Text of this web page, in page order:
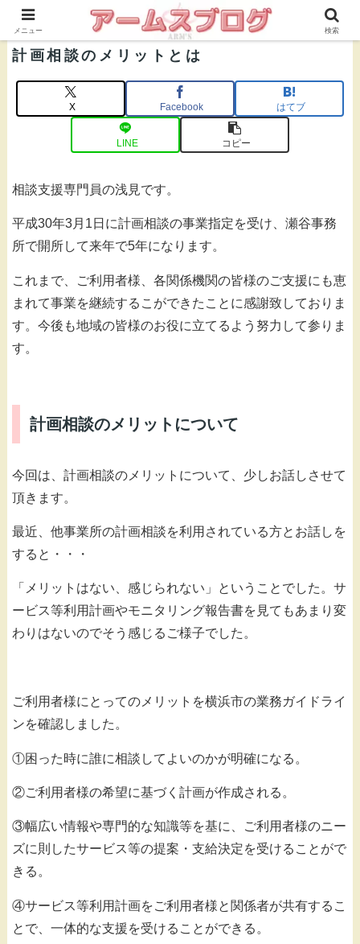
株式会社ＡＲＭ’Ｓ 公式ブログ
計画相談のメリットとは
X Facebook はてブ
LINE コピー
相談支援専門員の浅見です。
平成30年3月1日に計画相談の事業指定を受け、瀬谷事務
所で開所して来年で5年になります。
これまで、ご利用者様、各関係機関の皆様のご支援にも恵
まれて事業を継続するこができたことに感謝致しておりま
す。今後も地域の皆様のお役に立てるよう努力して参りま
す。
計画相談のメリットについて
今回は、計画相談のメリットについて、少しお話しさせて
頂きます。
最近、他事業所の計画相談を利用されている方とお話しを
すると・・・
「メリットはない、感じられない」ということでした。サ
ービス等利用計画やモニタリング報告書を見てもあまり変
わりはないのでそう感じるご様子でした。
ご利用者様にとってのメリットを横浜市の業務ガイドライ
ンを確認しました。
①困った時に誰に相談してよいのかが明確になる。
②ご利用者様の希望に基づく計画が作成される。
③幅広い情報や専門的な知識等を基に、ご利用者様のニー
ズに則したサービス等の提案・支給決定を受けることがで
きる。
④サービス等利用計画をご利用者様と関係者が共有するこ
とで、一体的な支援を受けることができる。
メニュー 検索